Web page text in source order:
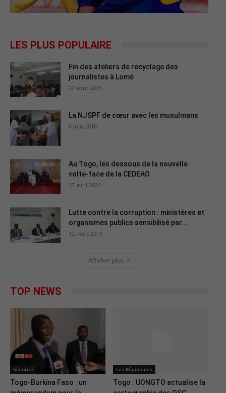
LES PLUS POPULAIRE
Fin des ateliers de recyclage des
journalistes à Lomé
27 août 2015
La NJSPF de cœur avec les musulmans
6 juin 2016
Au Togo, les dessous de la nouvelle
volte-face de la CEDEAO
17 avril 2024
Lutte contre la corruption : ministères et
organismes publics sensibilisé par...
12 mars 2019
Afficher plus
TOP NEWS
Sécurité
Togo-Burkina Faso : un
Les Régionales
Togo : UONGTO actualise la